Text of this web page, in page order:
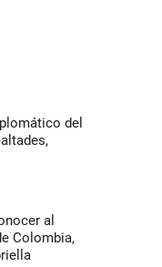
del
al
Colombia,